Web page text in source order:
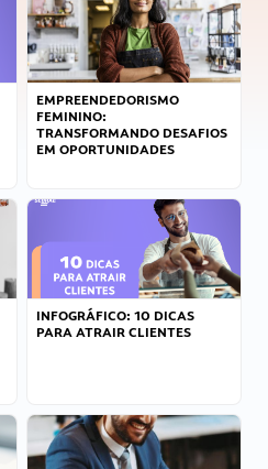
EMPREENDEDORISMO
FEMININO:
TRANSFORMANDO DESAFIOS
EM OPORTUNIDADES
INFOGRÁFICO: 10 DICAS
PARA ATRAIR CLIENTES